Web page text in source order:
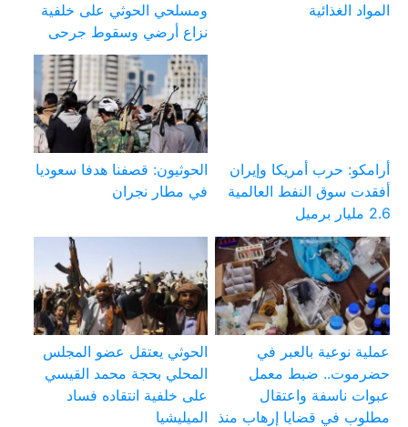
المواد الغذائية
ومسلحي الحوثي على خلفية
نزاع أرضي وسقوط جرحى
أرامكو: حرب أمريكا وإيران
أفقدت سوق النفط العالمية
2.6 مليار برميل
الحوثيون: قصفنا هدفا سعوديا
في مطار نجران
عملية نوعية بالعبر في
حضرموت.. ضبط معمل
عبوات ناسفة واعتقال
مطلوب في قضايا إرهاب منذ
الحوثي يعتقل عضو المجلس
المحلي بحجة محمد القيسي
على خلفية انتقاده فساد
الميليشيا